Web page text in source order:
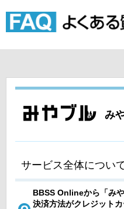
み
サービス全体につい
BBSS Onlineから「み
決済方法がクレジット